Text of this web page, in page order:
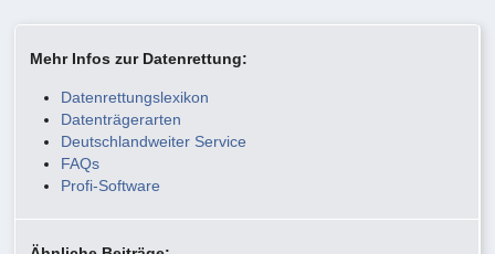
Mehr Infos zur Datenrettung:
Datenrettungslexikon
Datenträgerarten
Deutschlandweiter Service
FAQs
Profi-Software